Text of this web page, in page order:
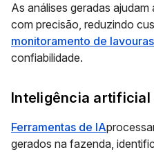
As análises geradas
com precisão, reduzindo
monitoramento de lavouras
confiabilidade.
Inteligência artificial
Ferramentas de IA
gerados na fazenda,